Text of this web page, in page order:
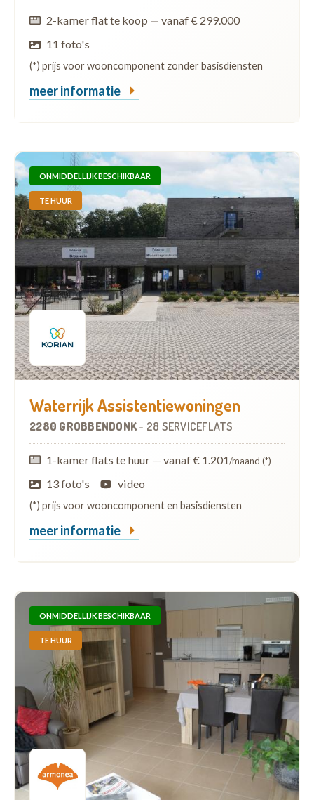
2-kamer flat te koop — vanaf € 299.000
11 foto's
(*) prijs voor wooncomponent zonder basisdiensten
meer informatie
ONMIDDELLIJK BESCHIKBAAR
TE HUUR
Waterrijk Assistentiewoningen
2280 GROBBENDONK- 28 SERVICEFLATS
1-kamer flats te huur — vanaf € 1.201/maand (*)
13 foto's video
(*) prijs voor wooncomponent en basisdiensten
meer informatie
ONMIDDELLIJK BESCHIKBAAR
TE HUUR